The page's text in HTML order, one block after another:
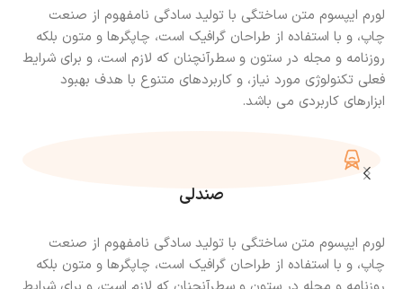
لورم ایپسوم متن ساختگی با تولید سادگی نامفهوم از صنعت
چاپ، و با استفاده از طراحان گرافیک است، چاپگرها و متون بلکه
روزنامه و مجله در ستون و سطرآنچنان که لازم است، و برای شرایط
فعلی تکنولوژی مورد نیاز، و کاربردهای متنوع با هدف بهبود
ابزارهای کاربردی می باشد.
صندلی
لورم ایپسوم متن ساختگی با تولید سادگی نامفهوم از صنعت
چاپ، و با استفاده از طراحان گرافیک است، چاپگرها و متون بلکه